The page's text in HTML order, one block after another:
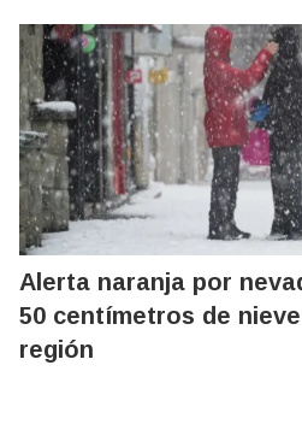
Alerta naranja por
50 centímetros de
región